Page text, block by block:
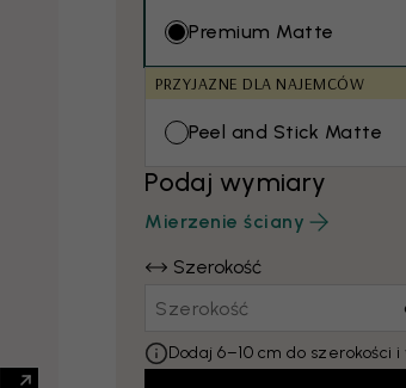
Premium Matte
PRZYJAZNE DLA NAJEMCÓW
Peel and Stick Matte
Podaj wymiary
Mierzenie ściany
Szerokość
Dodaj 6–10 cm do szerokości i